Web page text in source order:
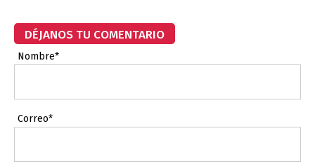
DÉJANOS TU COMENTARIO
Nombre*
Correo*